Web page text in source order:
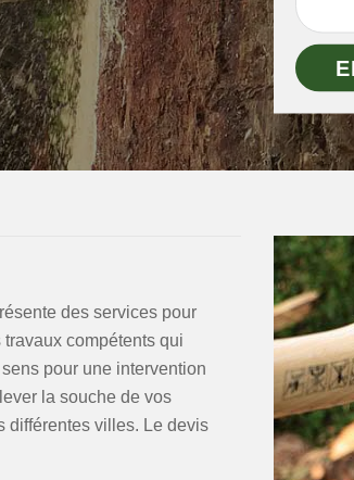
des services pour
compétents qui
pour une intervention
la souche de vos
différentes villes. Le devis